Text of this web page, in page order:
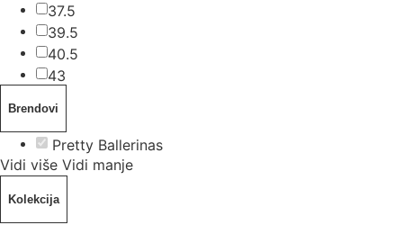
37.5
39.5
40.5
43
Brendovi
Pretty Ballerinas
Vidi više Vidi manje
Kolekcija